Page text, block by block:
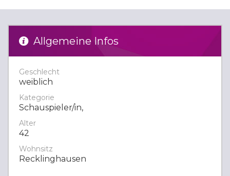
Allgemeine Infos
Geschlecht
weiblich
Kategorie
Schauspieler/in,
Alter
42
Wohnsitz
Recklinghausen